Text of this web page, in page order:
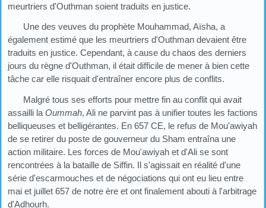
meurtriers d'Outhman soient traduits en justice.
Une des veuves du prophète Mouhammad, Aïsha, a
également estimé que les meurtriers d'Outhman devaient être
traduits en justice. Cependant, à cause du chaos des derniers
jours du règne d'Outhman, il était difficile de mener à bien cette
tâche car elle risquait d'entraîner encore plus de conflits.
Malgré tous ses efforts pour mettre fin au conflit qui avait
assailli la Oummah, Ali ne parvint pas à unifier toutes les factions
belliqueuses et belligérantes. En 657 CE, le refus de Mou'awiyah
de se retirer du poste de gouverneur du Sham entraîna une
action militaire. Les forces de Mou'awiyah et d'Ali se sont
rencontrées à la bataille de Siffin. Il s'agissait en réalité d'une
série d'escarmouches et de négociations qui ont eu lieu entre
mai et juillet 657 de notre ère et ont finalement abouti à l'arbitrage
d'Adhourh.